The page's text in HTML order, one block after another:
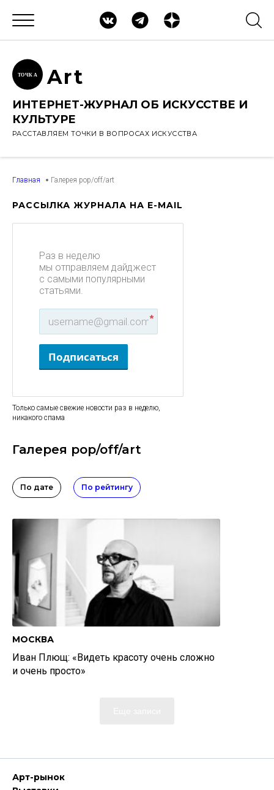
ТОЧК А Art
ИНТЕРНЕТ-ЖУРНАЛ ОБ ИСКУССТВЕ И
КУЛЬТУРЕ
РАССТАВЛЯЕМ ТОЧКИ В ВОПРОСАХ ИСКУССТВА
Главная Галерея pop/off/art
РАССЫЛКА ЖУРНАЛА НА E-MAIL
Раз в неделю
мы отправляем дайджест
с самыми популярными
статьями.
*
Подписаться
Только самые свежие новости раз в неделю,
никакого спама
Галерея pop/off/art
По дате По рейтингу
МОСКВА
Иван Плющ: «Видеть красоту очень сложно
и очень просто»
Арт-рынок